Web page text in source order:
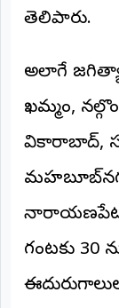
ఆర్టీఐ
డెస్క్
DESK)
మా
రిపోర్టర్లు
చేరండి
లాగిన్
(Login)
తెలిపారు.
అలాగే
ఖమ్మం,
వికారాబాద్,
నారాయణపేట,
గంటకు 30